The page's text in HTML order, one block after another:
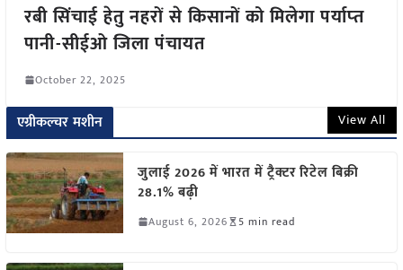
रबी सिंचाई हेतु नहरों से किसानों को मिलेगा पर्याप्‍त
पानी-सीईओ जिला पंचायत
October 22, 2025
एग्रीकल्चर मशीन View All
जुलाई 2026 में भारत में ट्रैक्टर रिटेल बिक्री
28.1% बढ़ी
August 6, 2026 5 min read